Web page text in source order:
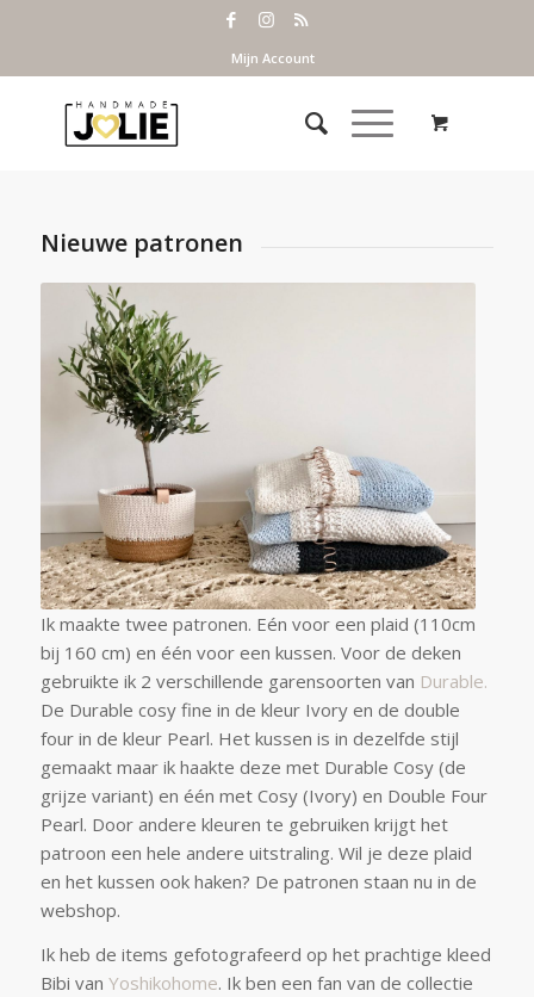
Mijn Account
Nieuwe patronen
Ik maakte twee patronen. Eén voor een plaid (110cm
bij 160 cm) en één voor een kussen. Voor de deken
gebruikte ik 2 verschillende garensoorten van Durable.
De Durable cosy fine in de kleur Ivory en de double
four in de kleur Pearl. Het kussen is in dezelfde stijl
gemaakt maar ik haakte deze met Durable Cosy (de
grijze variant) en één met Cosy (Ivory) en Double Four
Pearl. Door andere kleuren te gebruiken krijgt het
patroon een hele andere uitstraling. Wil je deze plaid
en het kussen ook haken? De patronen staan nu in de
webshop.
Ik heb de items gefotografeerd op het prachtige kleed
Bibi van Yoshikohome. Ik ben een fan van de collectie